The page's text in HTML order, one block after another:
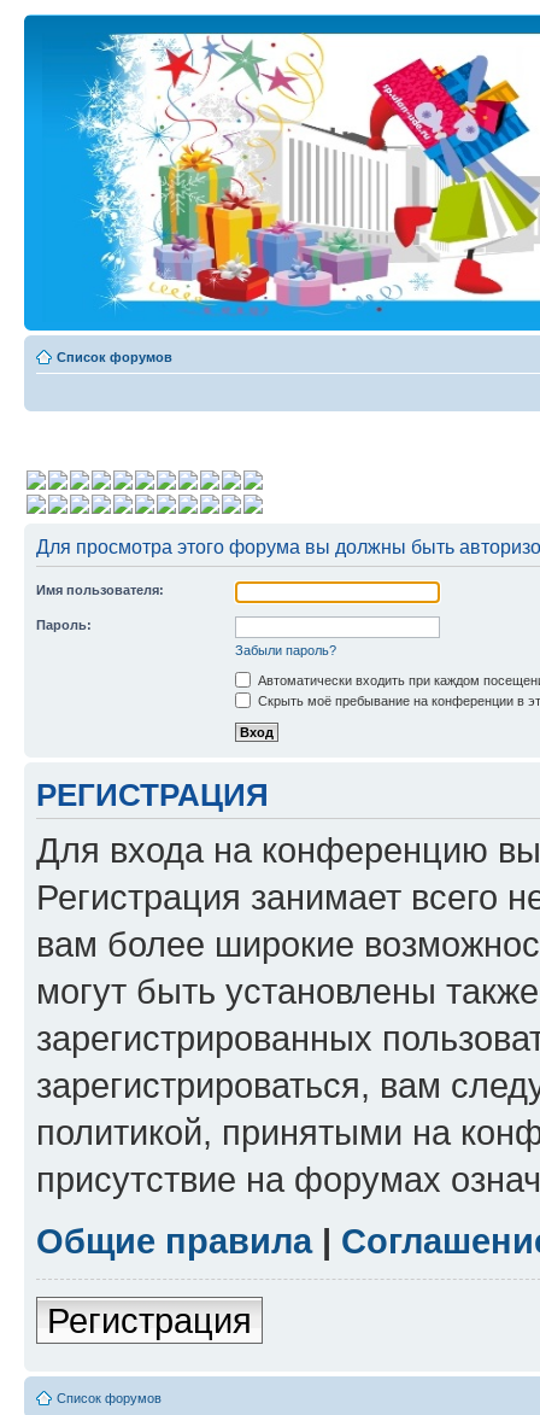
Список форумов
Для просмотра этого форума вы должны быть
Имя пользователя:
Пароль:
Забыли пароль?
Автоматически входить при каждом
Скрыть моё пребывание на конференции в
РЕГИСТРАЦИЯ
Для входа на конференцию
Регистрация занимает всего
вам более широкие
могут быть установлены
зарегистрированных
зарегистрироваться, вам
политикой, принятыми на
присутствие на форумах
Общие правила|
Регистрация
Список форумов